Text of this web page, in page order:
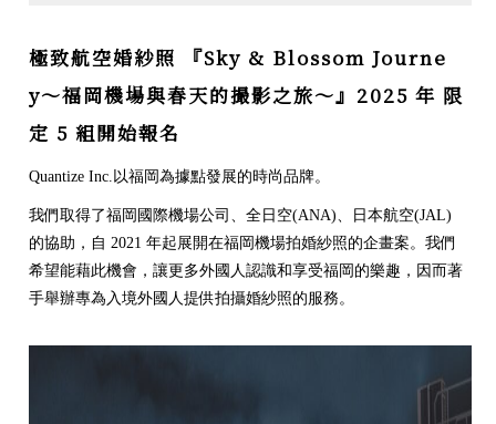
極致航空婚紗照 『Sky & Blossom Journe
y〜福岡機場與春天的撮影之旅〜』2025 年 限
定 5 組開始報名
Quantize Inc.以福岡為據點發展的時尚品牌。
我們取得了福岡國際機場公司、全日空(ANA)、日本航空(JAL)
的協助，自 2021 年起展開在福岡機場拍婚紗照的企畫案。我們
希望能藉此機會，讓更多外國人認識和享受福岡的樂趣，因而著
手舉辦專為入境外國人提供拍攝婚紗照的服務。